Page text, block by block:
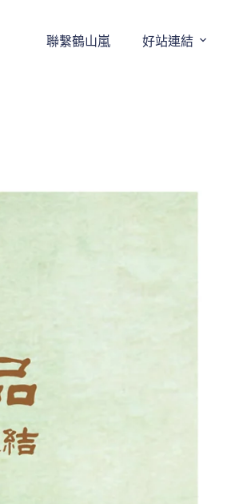
聯繫鶴山嵐 好站連結